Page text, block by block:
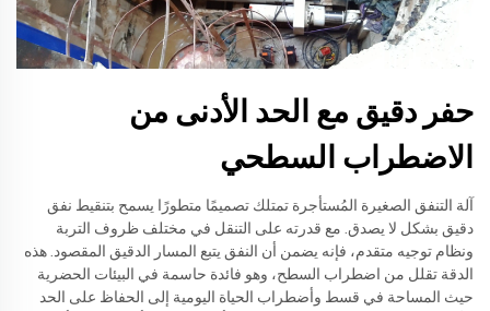
حفر دقيق مع الحد الأدنى من
الاضطراب السطحي
آلة التنفق الصغيرة المُستأجرة تمتلك تصميمًا متطورًا يسمح بتنقيط نفق
دقيق بشكل لا يصدق. مع قدرته على التنقل في مختلف ظروف التربة
ونظام توجيه متقدم، فإنه يضمن أن النفق يتبع المسار الدقيق المقصود. هذه
الدقة تقلل من اضطراب السطح، وهو فائدة حاسمة في البيئات الحضرية
حيث المساحة في قسط وأضطراب الحياة اليومية إلى الحفاظ على الحد